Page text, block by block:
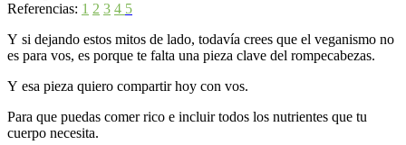
Referencias: 1 2 3 4 5
Y si dejando estos mitos de lado, todavía crees que el veganismo no
es para vos, es porque te falta una pieza clave del rompecabezas.
Y esa pieza quiero compartir hoy con vos.
Para que puedas comer rico e incluir todos los nutrientes que tu
cuerpo necesita.